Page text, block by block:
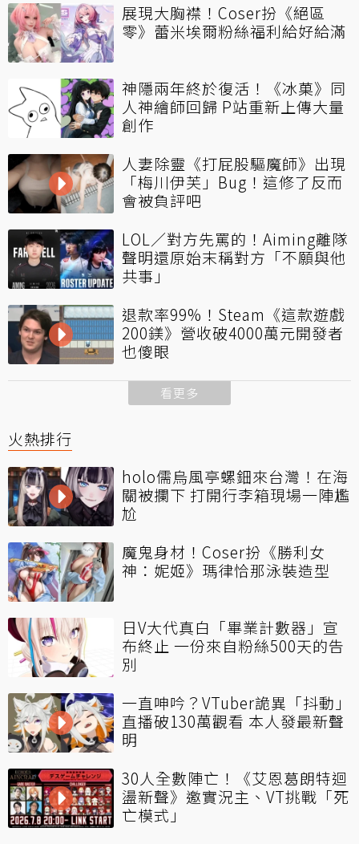
展現大胸襟！Coser扮《絕區
零》蕾米埃爾粉絲福利給好給滿
神隱兩年終於復活！《冰菓》同
人神繪師回歸 P站重新上傳大量
創作
人妻除靈《打屁股驅魔師》出現
「梅川伊芙」Bug！這修了反而
會被負評吧
LOL／對方先罵的！Aiming離隊
聲明還原始末稱對方「不願與他
共事」
退款率99%！Steam《這款遊戲
200鎂》營收破4000萬元開發者
也傻眼
看更多
火熱排行
holo儒烏風亭螺鈿來台灣！在海
關被攔下 打開行李箱現場一陣尷
尬
魔鬼身材！Coser扮《勝利女
神：妮姬》瑪律恰那泳裝造型
日V大代真白「畢業計數器」宣
布終止 一份來自粉絲500天的告
別
一直呻吟？VTuber詭異「抖動」
直播破130萬觀看 本人發最新聲
明
30人全數陣亡！《艾恩葛朗特迴
盪新聲》邀實況主、VT挑戰「死
亡模式」